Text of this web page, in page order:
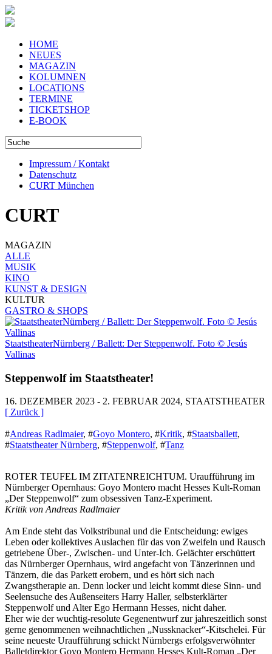
HOME
NEUES
MAGAZIN
KOLUMNEN
LOCATIONS
TERMINE
TICKETSHOP
E-BOOK
Impressum / Kontakt
Datenschutz
CURT München
CURT
MAGAZIN
ALLE
MUSIK
KINO
KUNST & DESIGN
KULTUR
GASTRO & SHOPS
StaatstheaterNürnberg / Ballett: Der Steppenwolf. Foto © Jesús
Vallinas
Steppenwolf im Staatstheater!
16. DEZEMBER 2023 - 2. FEBRUAR 2024, STAATSTHEATER
[ Zurück ]
#Andreas Radlmaier, #Goyo Montero, #Kritik, #Staatsballett,
#Staatstheater Nürnberg, #Steppenwolf, #Tanz
ROTER TEUFEL IM ZITATENREICHTUM. Uraufführung im
Nürnberger Opernhaus: Goyo Montero macht Hesses Kult-Roman
„Der Steppenwolf“ zum obsessiven Tanz-Experiment.
Kritik von Andreas Radlmaier
Am Ende steht das Volkstribunal und die Entscheidung: ewiges
Leben oder kollektives Auslachen für das von Zweifeln und Rausch
getriebene Über-, Zwischen- und Unter-Ich. Gelächter erschüttert
das Nürnberger Opernhaus, wird angefacht von Tänzerinnen und
Tänzern, die das Parkett erobern, und es hört sich nach
Zwangstherapie an. Denn locker und leicht kommt diese Sinn- und
Seelensuche des Außenseiters Harry Haller, selbsterklärter
Steppenwolf und Alter Ego Hermann Hesses, nicht daher.
Eher wie der wuchtig-resolute Gegenentwurf zur jahreszeitlich sonst
gerne genommenen weihnachtlichen „Nussknacker“-Kitschelei. Für
seine neueste Uraufführung schickt Nürnbergs erfolgsverwöhnter
Balletdirektor Goyo Montero Hermann Hesses Kult-Roman „Der